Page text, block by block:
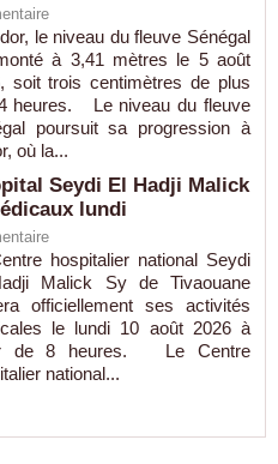
le niveau du fleuve Sénégal
à 3,41 mètres le 5 août
soit trois centimètres de plus
heures. Le niveau du fleuve
poursuit sa progression à
où la...
Seydi El Hadji Malick
lundi
hospitalier national Seydi
Malick Sy de Tivaouane
officiellement ses activités
le lundi 10 août 2026 à
de 8 heures. Le Centre
national...